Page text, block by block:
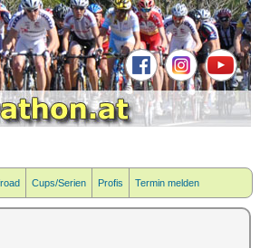
Cups/Serien Profis Termin melden